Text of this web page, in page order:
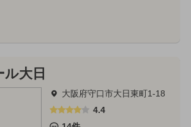
大日
大阪府守口市大日東町1-18
4.4